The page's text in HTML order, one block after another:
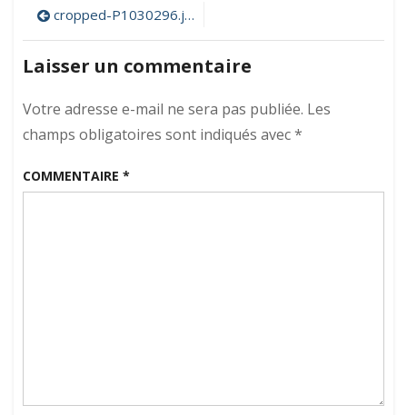
Navigation
de
l’article
cropped-P1030296.jpg
Laisser un commentaire
Votre adresse e-mail ne sera pas publiée. Les
champs obligatoires sont indiqués avec*
COMMENTAIRE *